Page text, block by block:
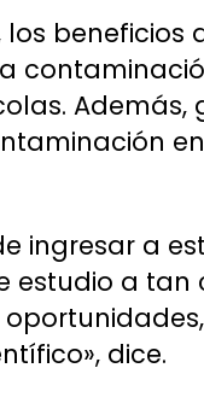
Además,
ingresar a
estudio a
dice.